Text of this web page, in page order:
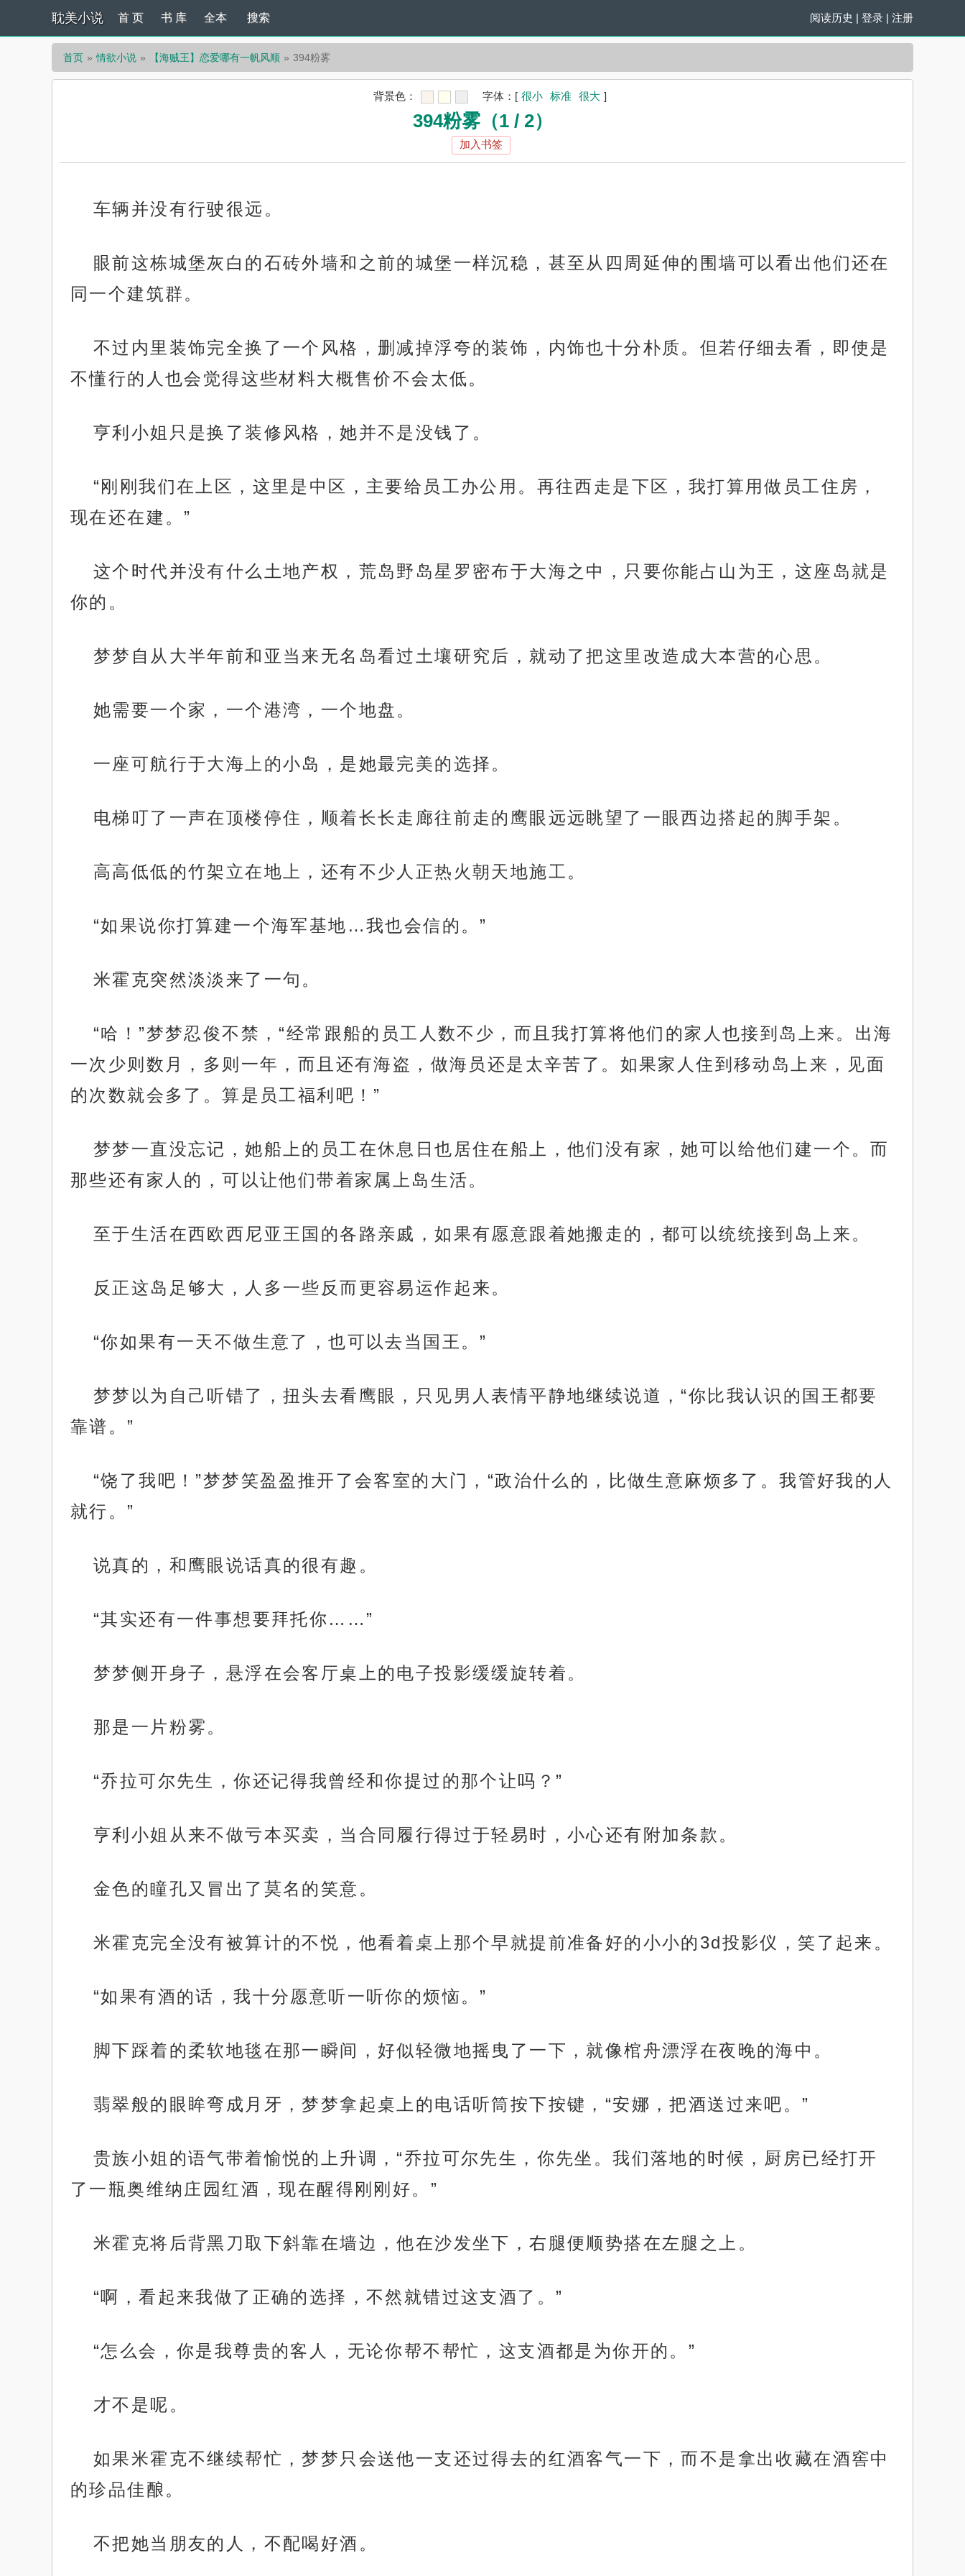
耽美小说 阅读历史 | 登录 | 注册
首 页 书 库 全本 搜索
首页 情欲小说 【海贼王】恋爱哪有一帆风顺 394粉雾
背景色： 字体： [ 很小 标准 很大 ]
394粉雾（1 / 2）
加入书签
车辆并没有行驶很远。
眼前这栋城堡灰白的石砖外墙和之前的城堡一样沉稳，甚至从四周延伸的围墙可以看出他们还在
同一个建筑群。
不过内里装饰完全换了一个风格，删减掉浮夸的装饰，内饰也十分朴质。但若仔细去看，即使是
不懂行的人也会觉得这些材料大概售价不会太低。
亨利小姐只是换了装修风格，她并不是没钱了。
“刚刚我们在上区，这里是中区，主要给员工办公用。再往西走是下区，我打算用做员工住房，
现在还在建。”
这个时代并没有什么土地产权，荒岛野岛星罗密布于大海之中，只要你能占山为王，这座岛就是
你的。
梦梦自从大半年前和亚当来无名岛看过土壤研究后，就动了把这里改造成大本营的心思。
她需要一个家，一个港湾，一个地盘。
一座可航行于大海上的小岛，是她最完美的选择。
电梯叮了一声在顶楼停住，顺着长长走廊往前走的鹰眼远远眺望了一眼西边搭起的脚手架。
高高低低的竹架立在地上，还有不少人正热火朝天地施工。
“如果说你打算建一个海军基地…我也会信的。”
米霍克突然淡淡来了一句。
“哈！”梦梦忍俊不禁，“经常跟船的员工人数不少，而且我打算将他们的家人也接到岛上来。出海
一次少则数月，多则一年，而且还有海盗，做海员还是太辛苦了。如果家人住到移动岛上来，见面
的次数就会多了。算是员工福利吧！”
梦梦一直没忘记，她船上的员工在休息日也居住在船上，他们没有家，她可以给他们建一个。而
那些还有家人的，可以让他们带着家属上岛生活。
至于生活在西欧西尼亚王国的各路亲戚，如果有愿意跟着她搬走的，都可以统统接到岛上来。
反正这岛足够大，人多一些反而更容易运作起来。
“你如果有一天不做生意了，也可以去当国王。”
梦梦以为自己听错了，扭头去看鹰眼，只见男人表情平静地继续说道，“你比我认识的国王都要
靠谱。”
“饶了我吧！”梦梦笑盈盈推开了会客室的大门，“政治什么的，比做生意麻烦多了。我管好我的人
就行。”
说真的，和鹰眼说话真的很有趣。
“其实还有一件事想要拜托你……”
梦梦侧开身子，悬浮在会客厅桌上的电子投影缓缓旋转着。
那是一片粉雾。
“乔拉可尔先生，你还记得我曾经和你提过的那个让吗？”
亨利小姐从来不做亏本买卖，当合同履行得过于轻易时，小心还有附加条款。
金色的瞳孔又冒出了莫名的笑意。
米霍克完全没有被算计的不悦，他看着桌上那个早就提前准备好的小小的3d投影仪，笑了起来。
“如果有酒的话，我十分愿意听一听你的烦恼。”
脚下踩着的柔软地毯在那一瞬间，好似轻微地摇曳了一下，就像棺舟漂浮在夜晚的海中。
翡翠般的眼眸弯成月牙，梦梦拿起桌上的电话听筒按下按键，“安娜，把酒送过来吧。”
贵族小姐的语气带着愉悦的上升调，“乔拉可尔先生，你先坐。我们落地的时候，厨房已经打开
了一瓶奥维纳庄园红酒，现在醒得刚刚好。”
米霍克将后背黑刀取下斜靠在墙边，他在沙发坐下，右腿便顺势搭在左腿之上。
“啊，看起来我做了正确的选择，不然就错过这支酒了。”
“怎么会，你是我尊贵的客人，无论你帮不帮忙，这支酒都是为你开的。”
才不是呢。
如果米霍克不继续帮忙，梦梦只会送他一支还过得去的红酒客气一下，而不是拿出收藏在酒窖中
的珍品佳酿。
不把她当朋友的人，不配喝好酒。